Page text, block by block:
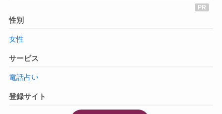
性別
女性
サービス
電話占い
登録サイト